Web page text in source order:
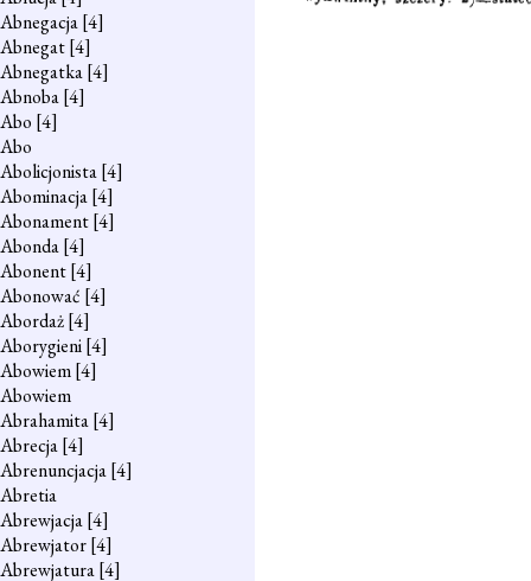
Abnegacja[4]
Abnegat[4]
Abnegatka[4]
Abnoba[4]
Abo [4]
Abo
Abolicjonista[4]
Abominacja[4]
Abonament[4]
Abonda[4]
Abonent[4]
Abonować [4]
Abordaż[4]
Aborygieni[4]
Abowiem[4]
Abowiem
Abrahamita[4]
Abrecja[4]
Abrenuncjacja[4]
Abretia
Abrewjacja[4]
Abrewjator[4]
Abrewjatura[4]